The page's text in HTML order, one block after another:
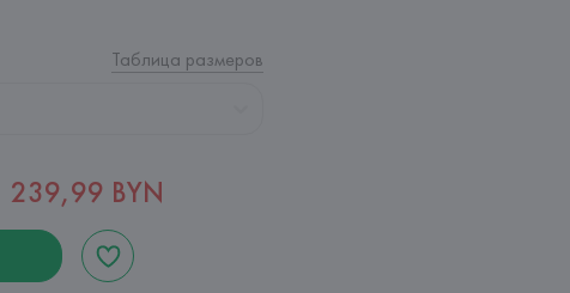
Таблица размеров
239,99 BYN